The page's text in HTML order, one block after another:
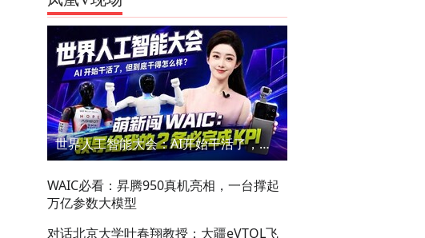
世界人工智能大会：AI开始干活了，但到底干的怎么样？萌新闯WAIC
WAIC必看：昇腾950真机亮相，一台撑起
万亿参数大模型
对话北京大学叶春翔教授：大疆eVTOL飞